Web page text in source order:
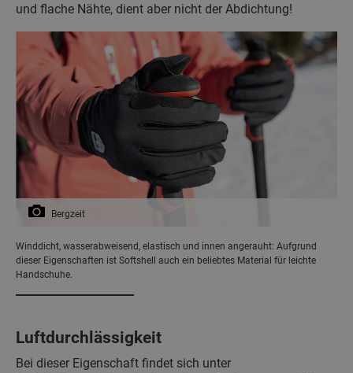
und flache Nähte, dient aber nicht der Abdichtung!
Bergzeit
Winddicht, wasserabweisend, elastisch und innen angerauht: Aufgrund
dieser Eigenschaften ist Softshell auch ein beliebtes Material für leichte
Handschuhe.
Luftdurchlässigkeit
Bei dieser Eigenschaft findet sich unter